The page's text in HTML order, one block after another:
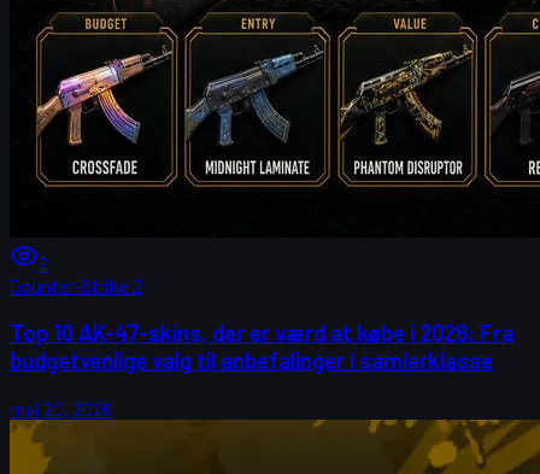
2
Counter-Strike 2
Top 10 AK-47-skins, der er værd at købe i 2026: Fra
budgetvenlige valg til anbefalinger i samlerklasse
maj 20, 2026